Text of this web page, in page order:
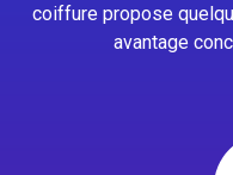
coiffure propose
avantage